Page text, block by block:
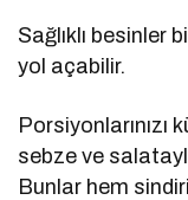
Sağlıklı besinler
yol açabilir.
Porsiyonlarınızı
sebze ve
Bunlar hem